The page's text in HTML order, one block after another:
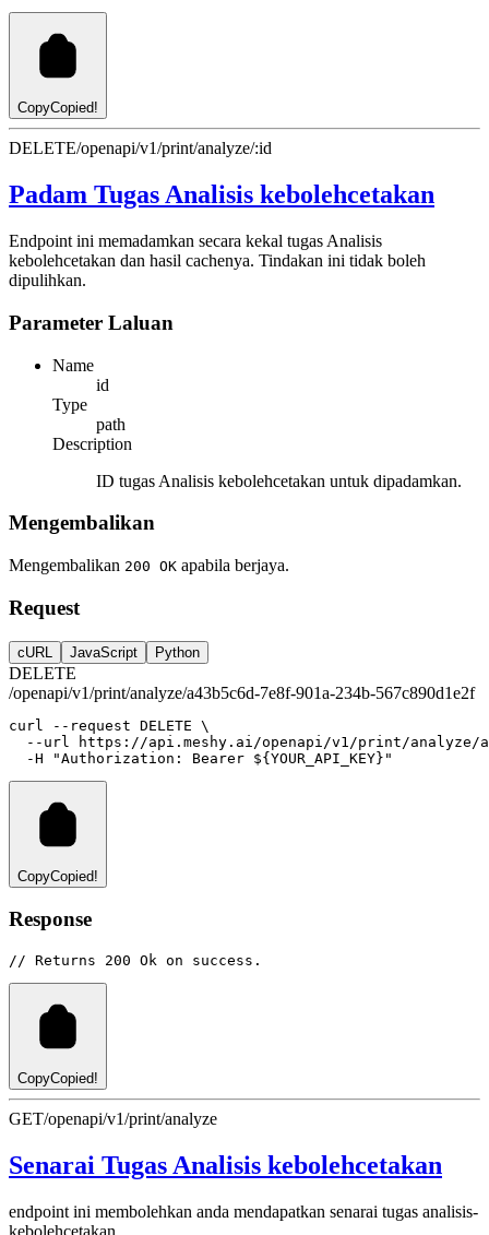
CopyCopied!
DELETE/openapi/v1/print/analyze/:id
Padam Tugas Analisis kebolehcetakan
Endpoint ini memadamkan secara kekal tugas Analisis
kebolehcetakan dan hasil cachenya. Tindakan ini tidak boleh
dipulihkan.
Parameter Laluan
Name
id
Type
path
Description
ID tugas Analisis kebolehcetakan untuk dipadamkan.
Mengembalikan
Mengembalikan 200 OK apabila berjaya.
Request
cURL JavaScript Python
DELETE
/openapi/v1/print/analyze/a43b5c6d-7e8f-901a-234b-567c890d1e2f
curl --request DELETE \
--url
https://api.meshy.ai/openapi/v1/print/analyze/
-H
"Authorization: Bearer ${YOUR_API_KEY}"
CopyCopied!
Response
// Returns 200 Ok on success.
CopyCopied!
GET/openapi/v1/print/analyze
Senarai Tugas Analisis kebolehcetakan
endpoint ini membolehkan anda mendapatkan senarai tugas analisis-
kebolehcetakan.